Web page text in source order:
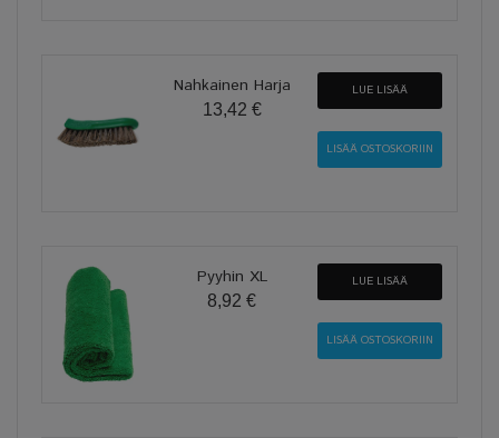
Nahkainen Harja
13,42 €
LUE LISÄÄ
Pyyhin XL
8,92 €
LUE LISÄÄ